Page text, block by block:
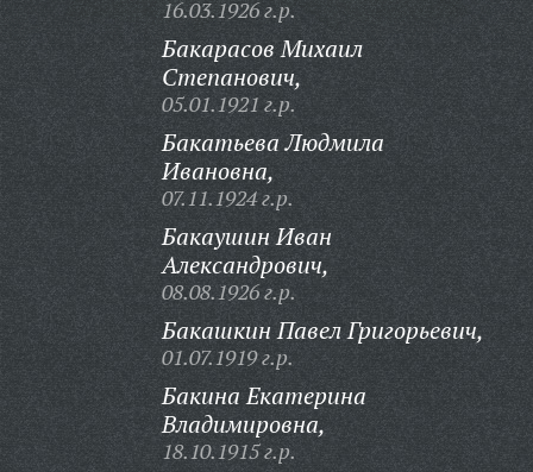
16.03.1926 г.р.
Бакарасов Михаил
Степанович,
05.01.1921 г.р.
Бакатьева Людмила
Ивановна,
07.11.1924 г.р.
Бакаушин Иван
Александрович,
08.08.1926 г.р.
Бакашкин Павел Григорьевич,
01.07.1919 г.р.
Бакина Екатерина
Владимировна,
18.10.1915 г.р.